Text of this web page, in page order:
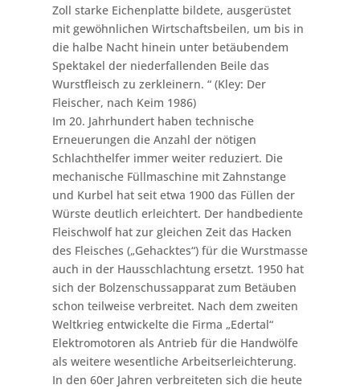
Zoll starke Eichenplatte bildete, ausgerüstet
mit gewöhnlichen Wirtschaftsbeilen, um bis in
die halbe Nacht hinein unter betäubendem
Spektakel der niederfallenden Beile das
Wurstfleisch zu zerkleinern. “ (Kley: Der
Fleischer, nach Keim 1986)
Im 20. Jahrhundert haben technische
Erneuerungen die Anzahl der nötigen
Schlachthelfer immer weiter reduziert. Die
mechanische Füllmaschine mit Zahnstange
und Kurbel hat seit etwa 1900 das Füllen der
Würste deutlich erleichtert. Der handbediente
Fleischwolf hat zur gleichen Zeit das Hacken
des Fleisches („Gehacktes“) für die Wurstmasse
auch in der Hausschlachtung ersetzt. 1950 hat
sich der Bolzenschussapparat zum Betäuben
schon teilweise verbreitet. Nach dem zweiten
Weltkrieg entwickelte die Firma „Edertal“
Elektromotoren als Antrieb für die Handwölfe
als weitere wesentliche Arbeitserleichterung.
In den 60er Jahren verbreiteten sich die heute